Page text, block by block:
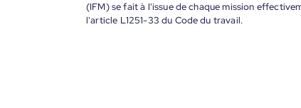
(IFM) se fait à l'issue de chaque mission
l'article L1251-33 du Code du travail.